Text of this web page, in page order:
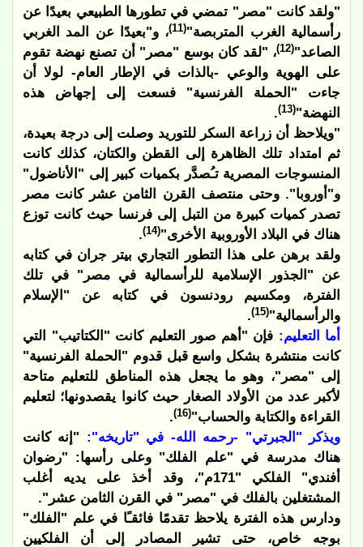
"ولقد كانت "مصر" تمضي في تطورها الطبيعي بعيدًا عن
رأسمالية الغرب المتربصة"(11)
، و"بعيدًا عن المد الغربي
الصاعد"(12)
، "لقد كان بوسع "مصر" أن تصنع نهضة تقوم
على الهوية والوعي -بالذات في الإطار العام- لولا أن
جاءت "الحملة الفرنسية" فسعت إلى إجهاض هذه
النهضة"(13)
.
"ويلاحظ أن زراعة السكر للتوريد وصلت إلى درجة بعيدة،
ثم امتداد تلك الظاهرة إلى القطن والكتان، كذلك كانت
المنسوجات المصرية تـُصدَّر بكميات كبير إلى "الأناضول"
و"أوروبا". وحتى منتصف القرن الثامن عشر كانت مصر
تصدر كميات كبيرة من التبل إلى فرنسا حيث كانت توزع
هناك في البلاد الأوروبية الأخرى"(14)
.
ولقد برهن على هذا التطور التجاري بيتر جران في كتابه
عن "الجذور الإسلامية للرأسمالية في مصر" في تلك
الفترة، ومكسيم رودنسون في كتابه عن "الإسلام
والرأسمالية"(15)
.
أما التعليم: فإن "أهم صور التعليم كانت "الكتاتيب" التي
كانت منتشرة بشكل واسع قبل قدوم "الحملة الفرنسية"
إلى "مصر"، وهو ما يجعل هذه المناطق للتعليم متاحة
لأكبر عدد من الأولاد الصغار حيث كانوا يقصدونها؛ لتعليم
القراءة والكتابة والحساب"(16)
.
ويذكر "الجبرتي" -رحمه الله- في "تاريخه": "إنه كانت
هناك مدرسة في "علم الفلك" وعلى رأسها: "رضوان
أفندي" الفلكي "171م"، وقد أخذ على يديه أغلب
المشتغلين بالفلك في "مصر" في القرن الثامن عشر".
ودارس هذه الفترة يلاحظ تقدمًا فائقـًا في علم "الفلك"
بوجه خاص، حتى تشير المصادر إلى أن الفلكيين